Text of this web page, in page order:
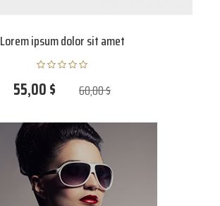
Lorem ipsum dolor sit amet
55,00 $ 60,00 $